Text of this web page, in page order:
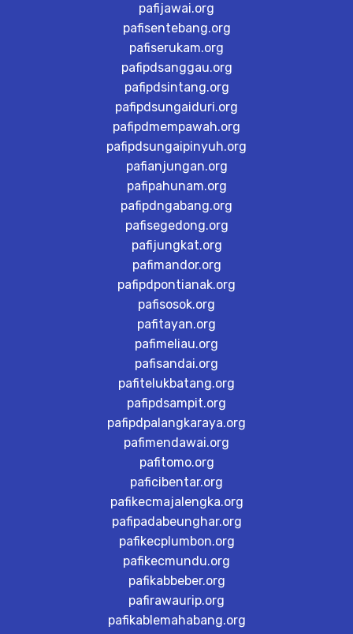
pafijawai.org
pafisentebang.org
pafiserukam.org
pafipdsanggau.org
pafipdsintang.org
pafipdsungaiduri.org
pafipdmempawah.org
pafipdsungaipinyuh.org
pafianjungan.org
pafipahunam.org
pafipdngabang.org
pafisegedong.org
pafijungkat.org
pafimandor.org
pafipdpontianak.org
pafisosok.org
pafitayan.org
pafimeliau.org
pafisandai.org
pafitelukbatang.org
pafipdsampit.org
pafipdpalangkaraya.org
pafimendawai.org
pafitomo.org
paficibentar.org
pafikecmajalengka.org
pafipadabeunghar.org
pafikecplumbon.org
pafikecmundu.org
pafikabbeber.org
pafirawaurip.org
pafikablemahabang.org